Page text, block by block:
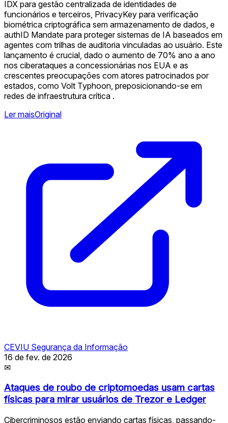
IDX para gestão centralizada de identidades de
funcionários e terceiros, PrivacyKey para verificação
biométrica criptográfica sem armazenamento de dados, e
authID Mandate para proteger sistemas de IA baseados em
agentes com trilhas de auditoria vinculadas ao usuário. Este
lançamento é crucial, dado o aumento de 70% ano a ano
nos ciberataques a concessionárias nos EUA e as
crescentes preocupações com atores patrocinados por
estados, como Volt Typhoon, preposicionando-se em
redes de infraestrutura crítica .
Ler maisOriginal
CEVIU Segurança da Informação
16 de fev. de 2026
✉
Ataques de roubo de criptomoedas usam cartas
físicas para mirar usuários de Trezor e Ledger
Cibercriminosos estão enviando cartas físicas, passando-